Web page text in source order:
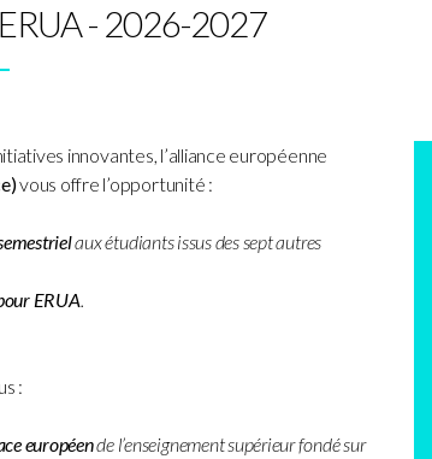
- 2026-2027
innovantes, l’alliance européenne
vous offre l’opportunité :
aux étudiants issus des sept autres
ERUA
:
européende l’enseignement supérieur fondé sur